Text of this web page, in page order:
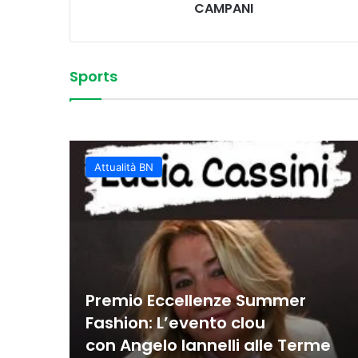
CAMPANI
Sports
Vittoria convincente
Attualità BN
Premio Eccellenze Summer
Fashion: L’evento clou
con Angelo Iannelli alle Terme